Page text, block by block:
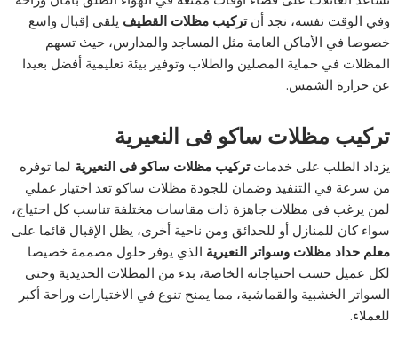
وفي الوقت نفسه، نجد أنتركيب مظلات القطيف يلقى إقبال واسع
خصوصا في الأماكن العامة مثل المساجد والمدارس، حيث تسهم
المظلات في حماية المصلين والطلاب وتوفير بيئة تعليمية أفضل بعيدا
عن حرارة الشمس.
تركيب مظلات ساكو فى النعيرية
يزداد الطلب على خدماتتركيب مظلات ساكو فى النعيرية لما توفره
من سرعة في التنفيذ وضمان للجودة مظلات ساكو تعد اختيار عملي
لمن يرغب في مظلات جاهزة ذات مقاسات مختلفة تناسب كل احتياج،
سواء كان للمنازل أو للحدائق ومن ناحية أخرى، يظل الإقبال قائما على
معلم حداد مظلات وسواتر النعيرية الذي يوفر حلول مصممة خصيصا
لكل عميل حسب احتياجاته الخاصة، بدء من المظلات الحديدية وحتى
السواتر الخشبية والقماشية، مما يمنح تنوع في الاختيارات وراحة أكبر
للعملاء.